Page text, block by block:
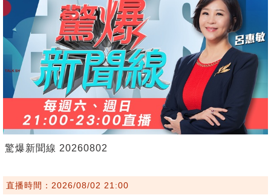
驚爆新聞線 20260802
直播時間：2026/08/02 21:00